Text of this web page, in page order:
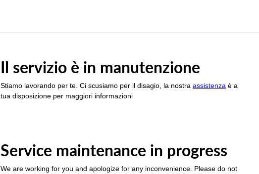
Il servizio è in manutenzione
Stiamo lavorando per te. Ci scusiamo per il disagio, la nostraassistenza è a
tua disposizione per maggiori informazioni
Service maintenance in progress
We are working for you and apologize for any inconvenience. Please do not